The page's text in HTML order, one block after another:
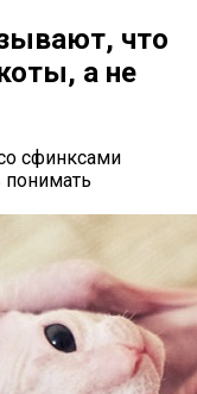
что
а не
сфинксами